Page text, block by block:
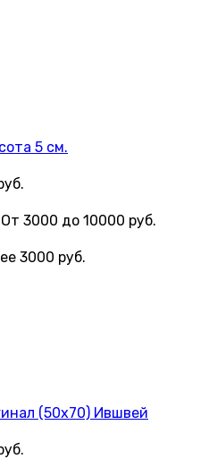
5 см.
(50х70) Ившвей